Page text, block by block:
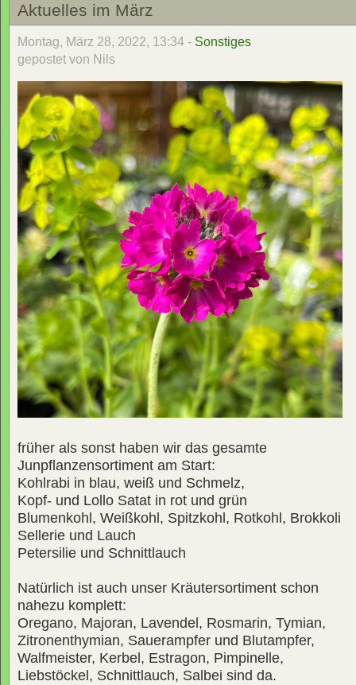
Aktuelles im März
Montag, März 28, 2022, 13:34 - Sonstiges
gepostet von Nils
früher als sonst haben wir das gesamte
Junpflanzensortiment am Start:
Kohlrabi in blau, weiß und Schmelz,
Kopf- und Lollo Satat in rot und grün
Blumenkohl, Weißkohl, Spitzkohl, Rotkohl, Brokkoli
Sellerie und Lauch
Petersilie und Schnittlauch
Natürlich ist auch unser Kräutersortiment schon
nahezu komplett:
Oregano, Majoran, Lavendel, Rosmarin, Tymian,
Zitronenthymian, Sauerampfer und Blutampfer,
Walfmeister, Kerbel, Estragon, Pimpinelle,
Liebstöckel, Schnittlauch, Salbei sind da.